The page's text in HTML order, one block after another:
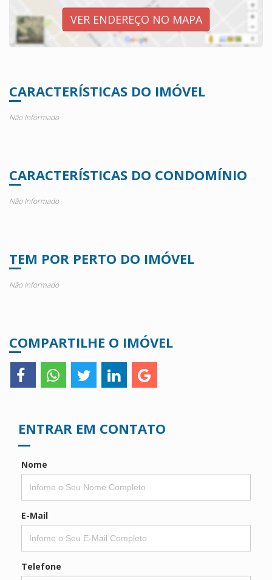
VER ENDEREÇO NO MAPA
CARACTERÍSTICAS DO IMÓVEL
Não Informado
CARACTERÍSTICAS DO CONDOMÍNIO
Não Informado
TEM POR PERTO DO IMÓVEL
Não Informado
COMPARTILHE O IMÓVEL
ENTRAR EM CONTATO
Nome
E-Mail
Telefone